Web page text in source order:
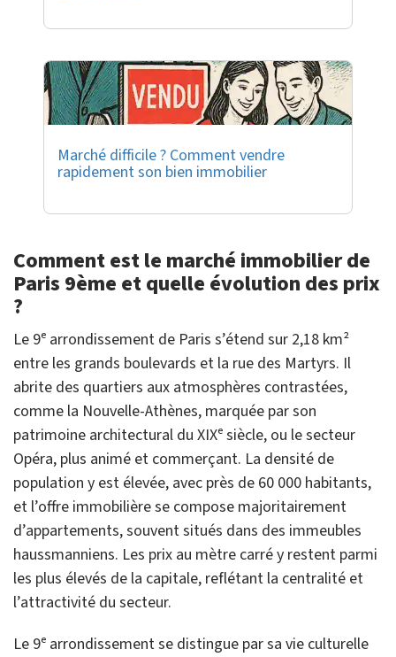
Marché difficile ? Comment vendre
rapidement son bien immobilier
Comment est le marché immobilier de
Paris 9ème et quelle évolution des prix
?
Le 9ᵉ arrondissement de Paris s’étend sur 2,18 km²
entre les grands boulevards et la rue des Martyrs. Il
abrite des quartiers aux atmosphères contrastées,
comme la Nouvelle-Athènes, marquée par son
patrimoine architectural du XIXᵉ siècle, ou le secteur
Opéra, plus animé et commerçant. La densité de
population y est élevée, avec près de 60 000 habitants,
et l’offre immobilière se compose majoritairement
d’appartements, souvent situés dans des immeubles
haussmanniens. Les prix au mètre carré y restent parmi
les plus élevés de la capitale, reflétant la centralité et
l’attractivité du secteur.
Le 9ᵉ arrondissement se distingue par sa vie culturelle